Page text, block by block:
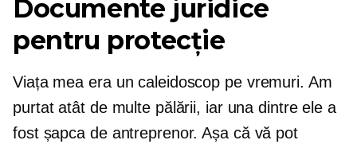
Documente juridice
pentru protecție
Viața mea era un caleidoscop pe vremuri. Am
purtat atât de multe pălării, iar una dintre ele a
fost șapca de antreprenor. Așa că vă pot